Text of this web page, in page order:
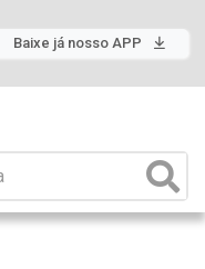
Baixe já nosso APP